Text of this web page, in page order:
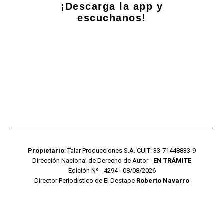
¡Descarga la app y
escuchanos!
Propietario: Talar Producciones S.A. CUIT: 33-71448833-9
Dirección Nacional de Derecho de Autor - EN TRÁMITE
Edición Nº - 4294 - 08/08/2026
Director Periodístico de El Destape Roberto Navarro